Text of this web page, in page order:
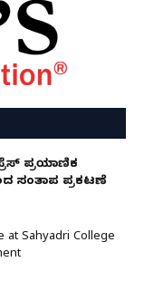
ಪ್ರಯಾಣಿಕ
ಸಂತಾಪ ಪ್ರಕಟಣೆ
at Sahyadri College